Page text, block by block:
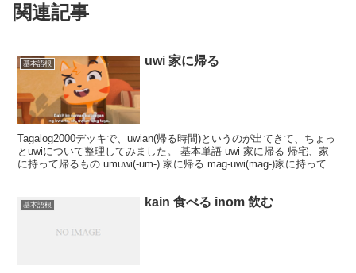
関連記事
基本語根 uwi 家に帰る
Tagalog2000デッキで、uwian(帰る時間)というのが出てきて、ちょっ
とuwiについて整理してみました。 基本単語 uwi 家に帰る 帰宅、家
に持って帰るもの umuwi(-um-) 家に帰る mag-uwi(mag-)家に持って...
基本語根 kain 食べる inom 飲む